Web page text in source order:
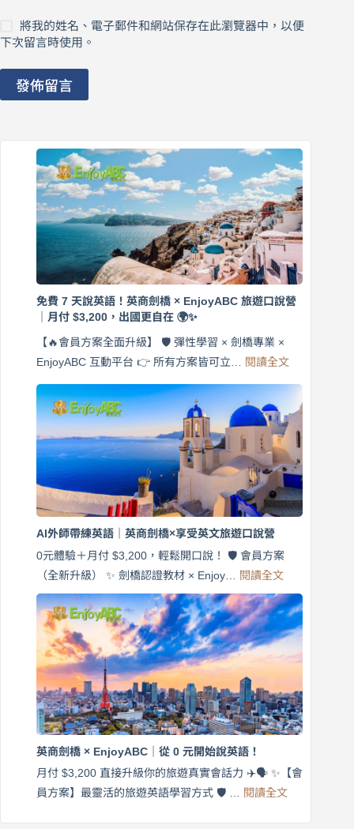
將我的姓名、電子郵件和網站保存在此瀏覽器中，以便
下次留言時使用。
發佈留言
免費 7 天說英語！英商劍橋 × EnjoyABC 旅遊口說營
｜月付 $3,200，出國更自在 🌍✨
【🔥會員方案全面升級】 🛡️ 彈性學習 × 劍橋專業 ×
EnjoyABC 互動平台 👉 所有方案皆可立… 閱讀全文:
天
說
英
語！
英
商
劍
口
說
營
月
$3,200，
出
國
在
AI外師帶練英語｜英商劍橋×享受英文旅遊口說營
0元體驗＋月付 $3,200，輕鬆開口說！ 🛡️ 會員方案
（全新升級） ✨ 劍橋認證教材 × Enjoy… 閱讀全文:
AI
外
師
帶
練
英
｜
英
商
×
享
受
英商劍橋 × EnjoyABC｜從 0 元開始說英語！
月付 $3,200 直接升級你的旅遊真實會話力 ✈️🗣️ ✨【會
員方案】最靈活的旅遊英語學習方式 🛡️ … 閱讀全文:
商